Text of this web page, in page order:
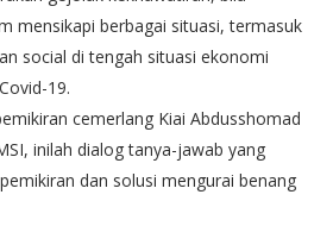
mensikapi berbagai situasi, termasuk
social di tengah situasi ekonomi
19.
cemerlang Kiai Abdusshomad
inilah dialog tanya-jawab yang
dan solusi mengurai benang